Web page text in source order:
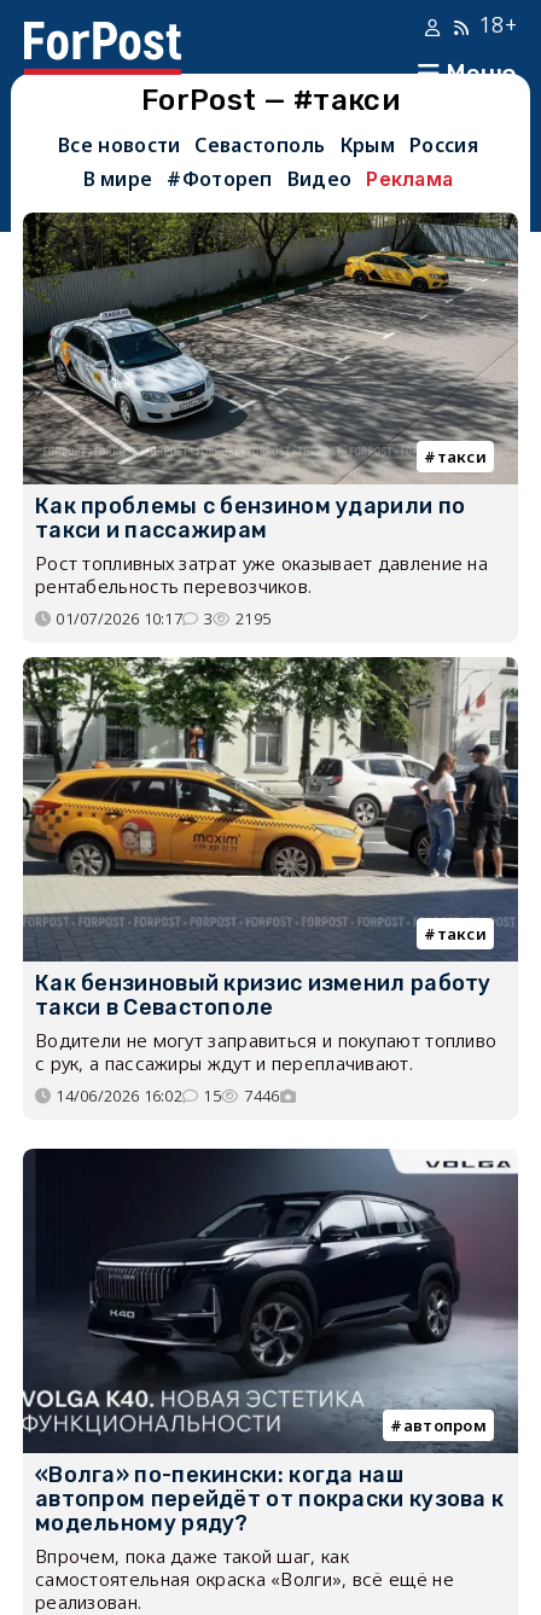
Меню
18+
ForPost — #такси
Все новости Севастополь Крым
Россия
В мире
#Фотореп Видео Реклама
такси
Как проблемы с бензином ударили по
такси и пассажирам
Рост топливных затрат уже оказывает давление на
рентабельность перевозчиков.
01/07/2026 10:17 3 2195
такси
Как бензиновый кризис изменил работу
такси в Севастополе
Водители не могут заправиться и покупают топливо
с рук, а пассажиры ждут и переплачивают.
14/06/2026 16:02 15 7446
автопром
«Волга» по-пекински: когда наш
автопром перейдёт от покраски кузова к
модельному ряду?
Впрочем, пока даже такой шаг, как
самостоятельная окраска «Волги», всё ещё не
реализован.